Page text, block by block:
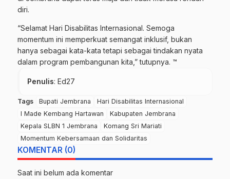
diri.
“Selamat Hari Disabilitas Internasional. Semoga
momentum ini memperkuat semangat inklusif, bukan
hanya sebagai kata-kata tetapi sebagai tindakan nyata
dalam program pembangunan kita,” tutupnya. ™
Penulis: Ed27
Tags Bupati Jembrana
Hari Disabilitas Internasional
I Made Kembang Hartawan
Kabupaten Jembrana
Kepala SLBN 1 Jembrana
Komang Sri Mariati
Momentum Kebersamaan dan Solidaritas
KOMENTAR (0)
Saat ini belum ada komentar